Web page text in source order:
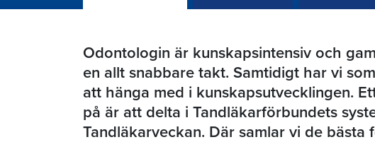
Odontologin är kunskapsintensiv och
en allt snabbare takt. Samtidigt har vi
att hänga med i kunskapsutvecklingen.
på är att delta i Tandläkarförbundets
Tandläkarveckan. Där samlar vi de bästa